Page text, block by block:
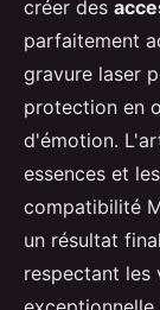
créer des
parfaitement
gravure laser
protection en
d'émotion.
essences et
compatibilité
un résultat
respectant les